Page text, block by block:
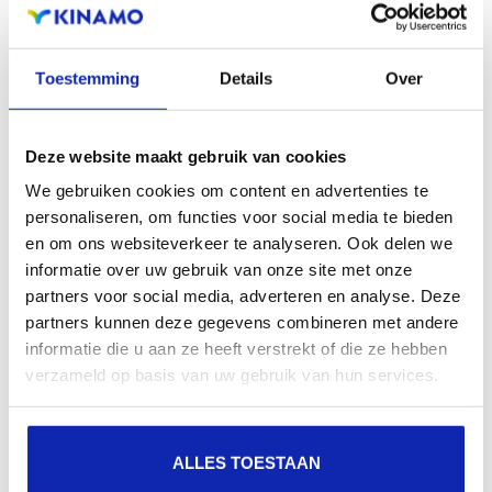
Toestemming Details Over
Deze website maakt gebruik van cookies
We gebruiken cookies om content en advertenties te
personaliseren, om functies voor social media te bieden
en om ons websiteverkeer te analyseren. Ook delen we
informatie over uw gebruik van onze site met onze
partners voor social media, adverteren en analyse. Deze
partners kunnen deze gegevens combineren met andere
informatie die u aan ze heeft verstrekt of die ze hebben
verzameld op basis van uw gebruik van hun services.
ALLES TOESTAAN
Verwante artikelen
Via MyKinamo kan u eenvoudig de adresgegevens van
uw account aanpassen (straat, nummer, postcode en
stad).
Meer lezen